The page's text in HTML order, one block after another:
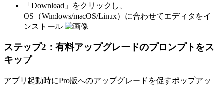
「Download」をクリックし、
OS（Windows/macOS/Linux）に合わせてエディタをイ
ンストール
ステップ2：有料アップグレードのプロンプトをス
キップ
アプリ起動時にPro版へのアップグレードを促すポップアッ